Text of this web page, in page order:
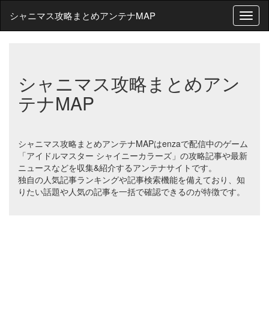
T
o
a
t
シャニマス攻略まとめアンテナMAP
シャニマス攻略まとめアン
テナMAP
シャニマス攻略まとめアンテナMAPはenzaで配信中のゲーム
「アイドルマスター シャイニーカラーズ」の攻略記事や最新
ニュースなどを収集&紹介するアンテナサイトです。
独自の人気記事ランキングや記事検索機能を備えており、知
りたい話題や人気の記事を一括で確認できるのが特徴です。